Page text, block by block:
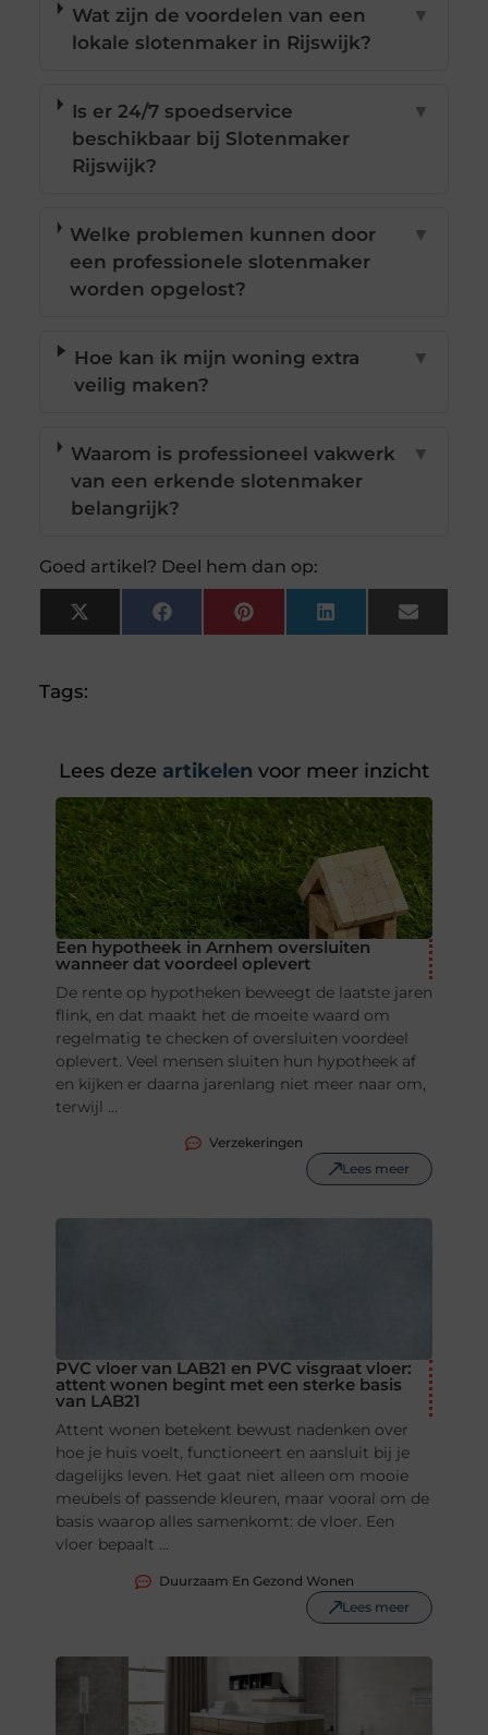
Wat zijn de voordelen van een
lokale slotenmaker in Rijswijk?
▼
Is er 24/7 spoedservice
beschikbaar bij Slotenmaker
Rijswijk?
▼
Welke problemen kunnen door
een professionele slotenmaker
worden opgelost?
▼
Hoe kan ik mijn woning extra
veilig maken?
▼
Waarom is professioneel vakwerk
van een erkende slotenmaker
belangrijk?
▼
Goed artikel? Deel hem dan op:
X
(Twitter)
FacebookPinterestLinkedInEmail
Tags:
Lees deze artikelen voor meer inzicht
Een hypotheek in Arnhem oversluiten
wanneer dat voordeel oplevert
De rente op hypotheken beweegt de laatste jaren
flink, en dat maakt het de moeite waard om
regelmatig te checken of oversluiten voordeel
oplevert. Veel mensen sluiten hun hypotheek af
en kijken er daarna jarenlang niet meer naar om,
terwijl ...
Verzekeringen
Lees meer
PVC vloer van LAB21 en PVC visgraat vloer:
attent wonen begint met een sterke basis
van LAB21
Attent wonen betekent bewust nadenken over
hoe je huis voelt, functioneert en aansluit bij je
dagelijks leven. Het gaat niet alleen om mooie
meubels of passende kleuren, maar vooral om de
basis waarop alles samenkomt: de vloer. Een
vloer bepaalt ...
Duurzaam En Gezond Wonen
Lees meer